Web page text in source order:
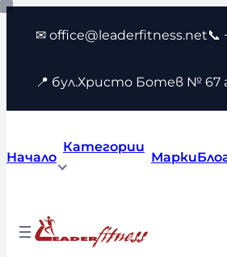
Към
съдържанието
✉ office@leaderfitness.net📞
📍 бул.Христо Ботев № 67
Начало
Категории
Марки